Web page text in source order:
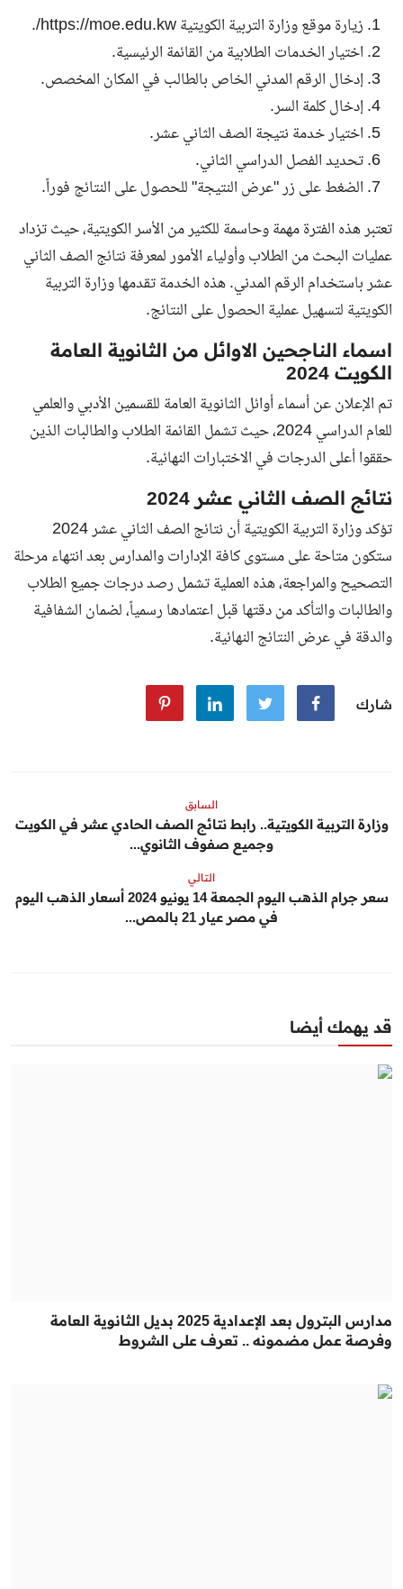
زيارة موقع وزارة التربية الكويتية https://moe.edu.kw/.
اختيار الخدمات الطلابية من القائمة الرئيسية.
إدخال الرقم المدني الخاص بالطالب في المكان المخصص.
إدخال كلمة السر.
اختيار خدمة نتيجة الصف الثاني عشر.
تحديد الفصل الدراسي الثاني.
الضغط على زر "عرض النتيجة" للحصول على النتائج فوراً.
تعتبر هذه الفترة مهمة وحاسمة للكثير من الأسر الكويتية، حيث تزداد
عمليات البحث من الطلاب وأولياء الأمور لمعرفة نتائج الصف الثاني
عشر باستخدام الرقم المدني. هذه الخدمة تقدمها وزارة التربية
الكويتية لتسهيل عملية الحصول على النتائج.
اسماء الناجحين الاوائل من الثانوية العامة
الكويت 2024
تم الإعلان عنأسماء أوائل الثانوية العامة للقسمين الأدبي والعلمي
للعام الدراسي 2024، حيث تشمل القائمة الطلاب والطالبات الذين
حققوا أعلى الدرجات في الاختبارات النهائية.
نتائج الصف الثاني عشر 2024
تؤكد وزارة التربية الكويتية أن نتائج الصف الثاني عشر 2024
ستكون متاحة على مستوى كافة الإدارات والمدارس بعد انتهاء مرحلة
التصحيح والمراجعة، هذه العملية تشمل رصد درجات جميع الطلاب
والطالبات والتأكد من دقتها قبل اعتمادها رسمياً، لضمان الشفافية
والدقة في عرض النتائج النهائية.
شارك
السابق
وزارة التربية الكويتية.. رابط نتائج الصف الحادي عشر في الكويت
وجميع صفوف الثانوي...
التالي
سعر جرام الذهب اليوم الجمعة 14 يونيو 2024 أسعار الذهب اليوم
في مصر عيار 21 بالمص...
قد يهمك أيضا
مدارس البترول بعد الإعدادية 2025 بديل الثانوية العامة
وفرصة عمل مضمونه .. تعرف على الشروط